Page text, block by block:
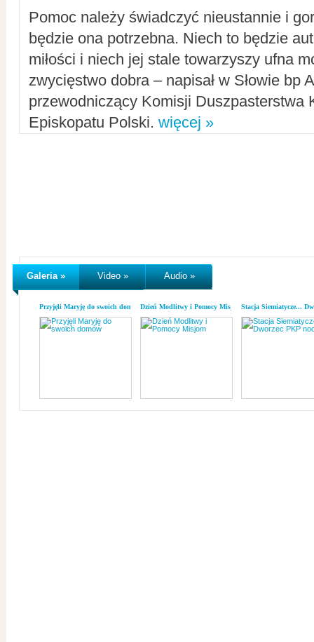
Pomoc należy świadczyć nieustannie i
będzie ona potrzebna. Niech to będzie
miłości i niech jej stale towarzyszy ufna
zwycięstwo dobra – napisał w Słowie bp
przewodniczący Komisji Duszpasterstwa
Episkopatu Polski. więcej »
Galeria » Video » Audio »
Przyjęli Maryję do swoich domówDzień Modlitwy i Pomocy MisjomStacja Siemiatycze...